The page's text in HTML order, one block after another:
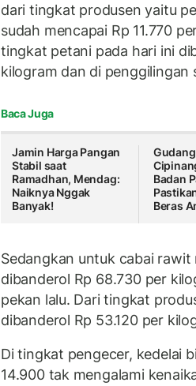
dari tingkat produsen yaitu
sudah mencapai Rp 11.770
tingkat petani pada hari ini
kilogram dan di penggilingan
Baca Juga
Jamin Harga Pangan
Stabil saat
Ramadhan, Mendag:
Naiknya Nggak
Banyak!
Badan
Beras
Sedangkan untuk cabai
dibanderol Rp 68.730 per
pekan lalu. Dari tingkat
dibanderol Rp 53.120 per
Di tingkat pengecer, kedelai
14.900 tak mengalami